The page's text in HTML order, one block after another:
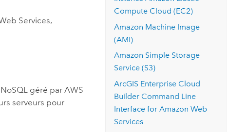
Services,
géré parAWS
serveurs pour
Compute Cloud (EC2)
Amazon Machine Image
(AMI)
Amazon Simple Storage
Service (S3)
ArcGIS Enterprise Cloud
Builder Command Line
Interface for Amazon Web
Services